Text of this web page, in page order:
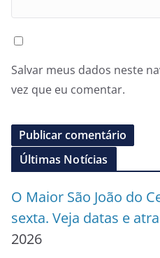
Salvar meus dados neste
vez que eu comentar.
Últimas Notícias
O Maior São João do
sexta. Veja datas e
2026